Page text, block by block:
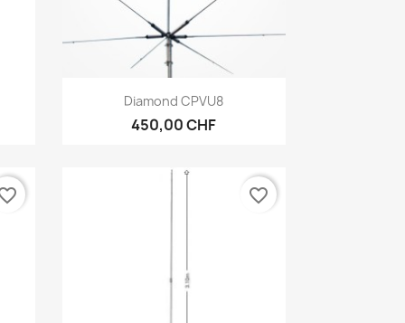
Anteprima
Diamond CPVU8
450,00 CHF
favorite_border